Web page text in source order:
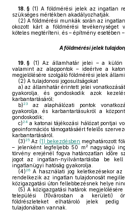
18. § (1) A földmérési jelek az ingatlan
szükséges mértékben akadályozhatják.
(2) A földmérési munkák során az
okozott kárt a földmérési tevékenységet
köteles megtéríteni, és – építmény esetében
A földmérési jelek
19. § (1) Az államhatár jelei – a külön
valamint az alappontok – ideértve a
megjelölésére szolgáló földmérési jelek
(2) A tulajdonosi jogosultságokat
a) az államhatár érintett jelei
gyakorolja, és gondoskodik azok
karbantartásáról;
b)23
az alaphálózati pontok
gyakorolja, és karbantartásukról a
gondoskodik;
c)24 a katonai tájékozási hálózat pontjai
geoinformációs támogatásáért felelős
karbantartásáról.
(3)25 Az (1) bekezdésben meghatározott
– jelenként legfeljebb 50 m2 nagyságú
törvény erejénél fogva határozatlan időre
jogot az ingatlan-nyilvántartásba be
ingatlanügyi hatóság gyakorolja.
(4)26 A használati jog keletkezésekor
rendelkezik az ingatlan tulajdonosát
közigazgatási úton fellebbezésnek helye
(5) A közigazgatási határok
települési (fővárosban a kerületi)
földrészleteket elhatároló jelek pedig
tulajdonában vannak.